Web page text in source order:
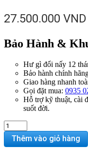
27.500.000 VND
Bảo Hành &
Hư gì đổi nấy 12
Bảo hành chính
Giao hàng nhanh
Gọi đặt mua: 0935
Hỗ trợ kỹ thuật, cài
suốt đời.
Macbook
Pro
2017
Thêm vào giỏ hàng